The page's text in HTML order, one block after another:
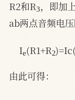
R2和R ，即加
ab两点音频电压
I (R1+R
由此可得：